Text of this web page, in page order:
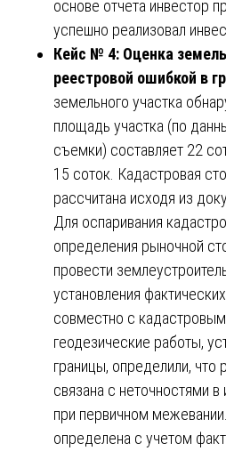
основе отчета инвестор
успешно реализовал
Кейс № 4: Оценка
реестровой ошибкой в
земельного участка
площадь участка (по
съемки) составляет 22
15 соток. Кадастровая
рассчитана исходя из
Для оспаривания
определения рыночной
провести
установления
совместно с
геодезические работы,
границы, определили, что
связана с неточностями
при первичном
определена с учетом